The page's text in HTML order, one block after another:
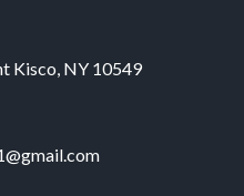
Kisco, NY 10549